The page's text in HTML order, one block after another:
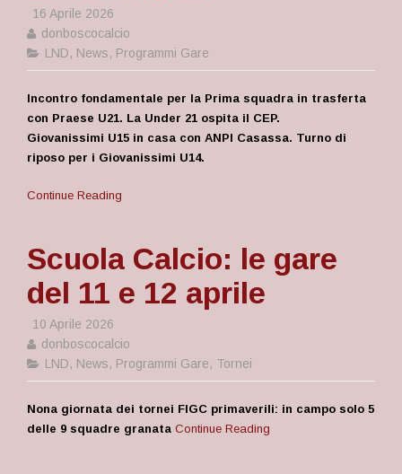
16 Aprile 2026
donboscocalcio
LND, News, Programmi Gare
Incontro fondamentale per la Prima squadra in trasferta
con Praese U21. La Under 21 ospita il CEP.
Giovanissimi U15 in casa con ANPI Casassa. Turno di
riposo per i Giovanissimi U14.
Continue Reading
Scuola Calcio: le gare
del 11 e 12 aprile
10 Aprile 2026
donboscocalcio
LND, News, Programmi Gare, Tornei
Nona giornata dei tornei FIGC primaverili: in campo solo 5
delle 9 squadre granata Continue Reading